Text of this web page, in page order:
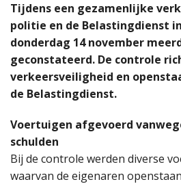
Tijdens een gezamenlijke
politie en de Belastingdienst
donderdag 14 november
geconstateerd. De controle
verkeersveiligheid en
de Belastingdienst.
Voertuigen afgevoerd
schulden
Bij de controle werden diverse
waarvan de eigenaren